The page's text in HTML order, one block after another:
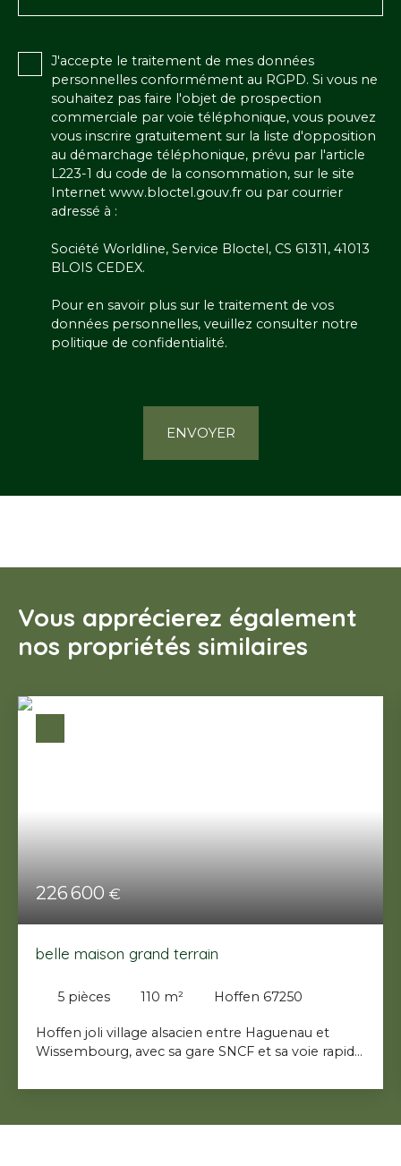
J'accepte le traitement de mes données
personnelles conformément au RGPD. Si vous ne
souhaitez pas faire l'objet de prospection
commerciale par voie téléphonique, vous pouvez
vous inscrire gratuitement sur la liste d'opposition
au démarchage téléphonique, prévu par l'article
L223-1 du code de la consommation, sur le site
Internet www.bloctel.gouv.fr ou par courrier
adressé à :
Société Worldline, Service Bloctel, CS 61311, 41013
BLOIS CEDEX.
Pour en savoir plus sur le traitement de vos
données personnelles, veuillez consulter notre
politique de confidentialité.
ENVOYER
Vous apprécierez également
nos propriétés similaires
226 600 €
belle maison grand terrain
5 pièces 110 m² Hoffen 67250
Hoffen joli village alsacien entre Haguenau et
Wissembourg, avec sa gare SNCF et sa voie rapide
régionale. Belle maison rénovée et entretenue sur
sol pour garer 3 voitures, une buanderie, un atelier